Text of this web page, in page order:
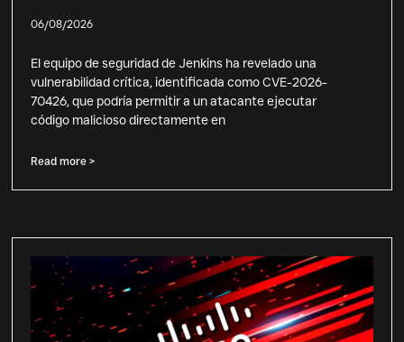
06/08/2026
El equipo de seguridad de Jenkins ha revelado una
vulnerabilidad crítica, identificada como CVE-2026-
70426, que podría permitir a un atacante ejecutar
código malicioso directamente en
Read more >